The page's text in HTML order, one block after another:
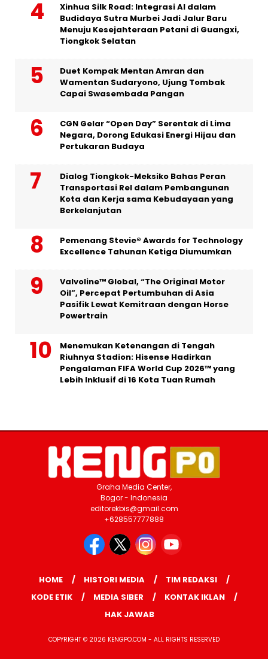
Xinhua Silk Road: Integrasi AI dalam
Budidaya Sutra Murbei Jadi Jalur Baru
Menuju Kesejahteraan Petani di Guangxi,
Tiongkok Selatan
Duet Kompak Mentan Amran dan
Wamentan Sudaryono, Ujung Tombak
Capai Swasembada Pangan
CGN Gelar “Open Day” Serentak di Lima
Negara, Dorong Edukasi Energi Hijau dan
Pertukaran Budaya
Dialog Tiongkok-Meksiko Bahas Peran
Transportasi Rel dalam Pembangunan
Kota dan Kerja sama Kebudayaan yang
Berkelanjutan
Pemenang Stevie® Awards for Technology
Excellence Tahunan Ketiga Diumumkan
Valvoline™ Global, “The Original Motor
Oil”, Percepat Pertumbuhan di Asia
Pasifik Lewat Kemitraan dengan Horse
Powertrain
Menemukan Ketenangan di Tengah
Riuhnya Stadion: Hisense Hadirkan
Pengalaman FIFA World Cup 2026™ yang
Lebih Inklusif di 16 Kota Tuan Rumah
Graha Media Center,
Bogor - Indonesia
editorekbis@gmail.com
+628557777888
HOME HISTORI MEDIA
TIM REDAKSI
KODE ETIK
MEDIA SIBER
KONTAK IKLAN
HAK JAWAB
COPYRIGHT © 2026 KENGPO.COM - ALL RIGHTS RESERVED